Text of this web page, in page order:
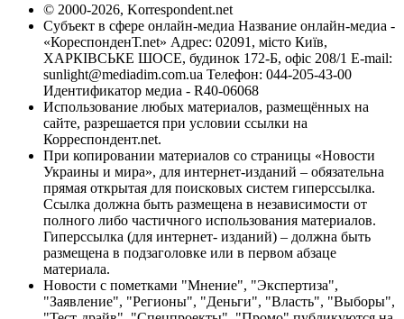
© 2000-2026, Korrespondent.net
Субъект в сфере онлайн-медиа Название онлайн-медиа -
«КореспонденТ.net» Адрес: 02091, місто Київ,
ХАРКІВСЬКЕ ШОСЕ, будинок 172-Б, офіс 208/1 E-mail:
sunlight@mediadim.com.ua Телефон: 044-205-43-00
Идентификатор медиа - R40-06068
Использование любых материалов, размещённых на
сайте, разрешается при условии ссылки на
Корреспондент.net.
При копировании материалов со страницы «Новости
Украины и мира», для интернет-изданий – обязательна
прямая открытая для поисковых систем гиперссылка.
Ссылка должна быть размещена в независимости от
полного либо частичного использования материалов.
Гиперссылка (для интернет- изданий) – должна быть
размещена в подзаголовке или в первом абзаце
материала.
Новости с пометками "Мнение", "Экспертиза",
"Заявление", "Регионы", "Деньги", "Власть", "Выборы",